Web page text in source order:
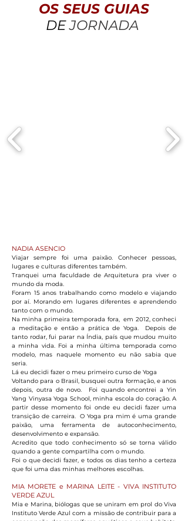
OS SEUS GUIAS
DEJORNADA
NADIA ASENCIO
Viajar sempre foi uma paixão. Conhecer pessoas,
lugares e culturas diferentes também.
Tranquei uma faculdade de Arquitetura pra viver o
mundo da moda.
Foram 15 anos trabalhando como modelo e viajando
por aí. Morando em lugares diferentes e aprendendo
tanto com o mundo.
Na minha primeira temporada fora, em 2012, conheci
a meditação e então a prática de Yoga. Depois de
tanto rodar, fui parar na Índia, país que mudou muito
a minha vida. Foi a minha última temporada como
modelo, mas naquele momento eu não sabia que
seria.
Lá eu decidi fazer o meu primeiro curso de Yoga
Voltando para o Brasil, busquei outra formação, e anos
depois, outra de novo. Foi quando encontrei a Yin
Yang Vinyasa Yoga School, minha escola do coração. A
partir desse momento foi onde eu decidi fazer uma
transição de carreira. O Yoga pra mim é uma grande
paixão, uma ferramenta de autoconhecimento,
desenvolvimento e expansão.
Acredito que todo conhecimento só se torna válido
quando a gente compartilha com o mundo.
Foi o que decidi fazer, e todos os dias tenho a certeza
que foi uma das minhas melhores escolhas.
MIA MORETE e MARINA LEITE - VIVA INSTITUTO
VERDE AZUL
Mia e Marina, biólogas que se uniram em prol do Viva
Instituto Verde Azul com a missão de contribuir para a